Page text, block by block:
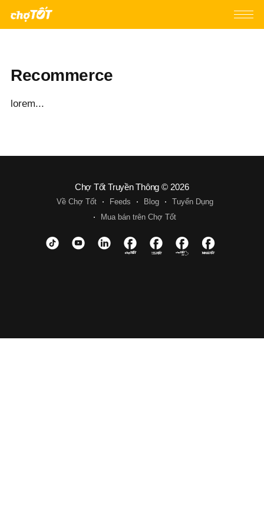
Recommerce
lorem...
Chợ Tốt Truyền Thông © 2026
Về Chợ Tốt Feeds Blog
Tuyển Dụng
Mua bán trên Chợ Tốt